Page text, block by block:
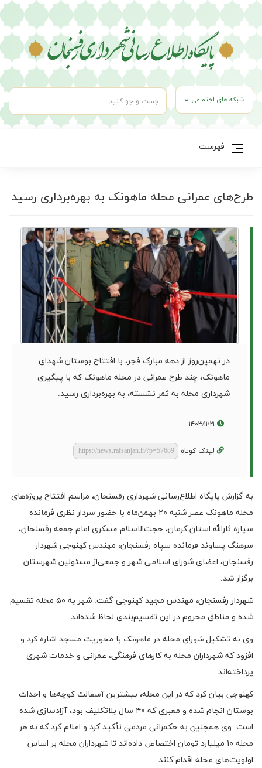
شبکه های اجتماعی
فهرست
طرح‌های عمرانی محله ماهونک به بهره‌برداری رسید
در نهمین‌روز از دهه مبارک فجر، با افتتاح بوستان شهدای
ماهونک، چند طرح عمرانی در محله ماهونک که با پیگیری
شهرداری محله به ثمر نشسته، به بهره‌برداری رسید.
لینک کوتاه
به گزارش پایگاه اطلاع‌رسانی شهرداری رفسنجان، مراسم افتتاح پروژه‌های
محله ماهونک عصر شنبه ۲۰ بهمن‌ماه با حضور سردار نظری فرمانده
سپاره ثارالله استان کرمان، حجت‌الاسلام عسکری امام جمعه رفسنجان،
سرهنگ پساوند فرمانده سپاه رفسنجان، مهندس کهنوجی شهردار
رفسنجان، اعضای شورای اسلامی شهر و جمعی‌از مسئولین شهرستان
برگزار شد.
شهردار رفسنجان، مهندس مجید کهنوجی گفت: شهر به ۵۰ محله تقسیم
شده و مناطق محروم در این تقسیم‌بندی لحاظ شده‌اند.
وی به تشکیل شورای محله در ماهونک با محوریت مسجد اشاره کرد و
افزود که شهرداران محله به کارهای فرهنگی، عمرانی و خدمات شهری
پرداخته‌اند.
کهنوجی بیان کرد که در این محله، بیشترین آسفالت کوچه‌ها و احداث
بوستان انجام شده و معبری که ۴۰ سال بلاتکلیف بود، آزادسازی شده
است. وی همچنین به حکمرانی مردمی تأکید کرد و اعلام کرد که به هر
محله ۱۰ میلیارد تومان اختصاص داده‌اند تا شهرداران محله بر اساس
اولویت‌های محله اقدام کنند.